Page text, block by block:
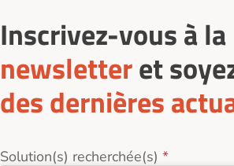
Inscrivez-vous à la
newsletteret
des dernières
Solution(s) recherchée(s)